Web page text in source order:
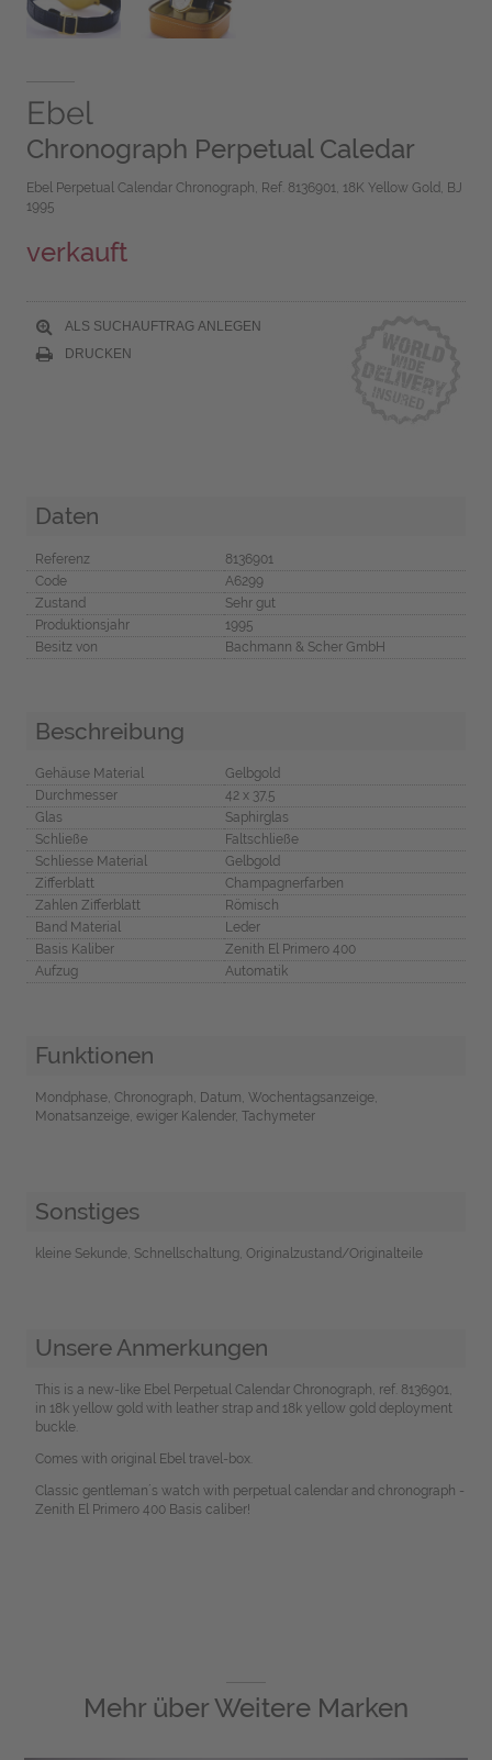
Ebel
Chronograph Perpetual Caledar
Ebel Perpetual Calendar Chronograph, Ref. 8136901, 18K Yellow Gold, BJ
1995
verkauft
ALS SUCHAUFTRAG ANLEGEN
DRUCKEN
Daten
Referenz
8136901
Code
A6299
Zustand
Sehr gut
Produktionsjahr
1995
Besitz von
Bachmann & Scher GmbH
Beschreibung
Gehäuse Material
Gelbgold
Durchmesser
42 x 37,5
Glas
Saphirglas
Schließe
Faltschließe
Schliesse Material
Gelbgold
Zifferblatt
Champagnerfarben
Zahlen Zifferblatt
Römisch
Band Material
Leder
Basis Kaliber
Zenith El Primero 400
Aufzug
Automatik
Funktionen
Mondphase, Chronograph, Datum, Wochentagsanzeige,
Monatsanzeige, ewiger Kalender, Tachymeter
Sonstiges
kleine Sekunde, Schnellschaltung, Originalzustand/Originalteile
Unsere Anmerkungen
This is a new-like Ebel Perpetual Calendar Chronograph, ref. 8136901,
in 18k yellow gold with leather strap and 18k yellow gold deployment
buckle.
Comes with original Ebel travel-box.
Classic gentleman´s watch with perpetual calendar and chronograph -
Zenith El Primero 400 Basis caliber!
Mehr überWeitere Marken